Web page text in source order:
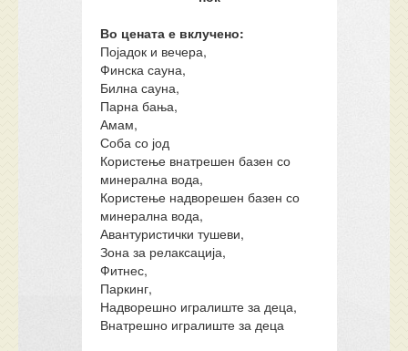
Во цената е вклучено:
Појадок и вечера,
Финска сауна,
Билна сауна,
Парна бања,
Амам,
Соба со јод
Користење внатрешен базен со
минерална вода,
Користење надворешен базен со
минерална вода,
Авантуристички тушеви,
Зона за релаксација,
Фитнес,
Паркинг,
Надворешно игралиште за деца,
Внатрешно игралиште за деца